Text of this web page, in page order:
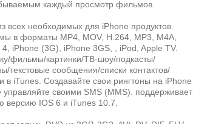
каждый просмотр фильмов.
всех необходимых для iPhone продуктов.
в форматы MP4, MOV, H.264, MP3, M4A,
iPhone (3G), iPhone 3GS, , iPod, Apple TV.
фильмы/картинки/ТВ-шоу/подкасты/
текстовые сообщения/списки контактов/
в iTunes. Создавайте свои рингтоны на iPhone
управляйте своими SMS (MMS). поддерживает
версию IOS 6 и iTunes 10.7.